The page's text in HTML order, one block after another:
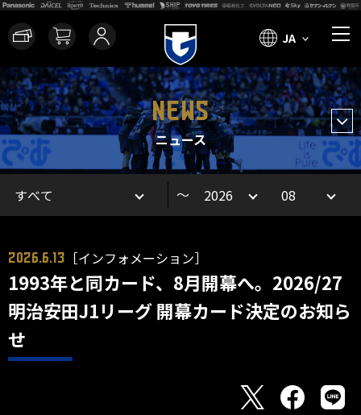
JA
NEWS
ニュース
～
2026.6.13 ［インフォメーション］
1993年と同カード、8月開幕へ。2026/27
明治安田J1リーグ 開幕カード決定のお知ら
せ